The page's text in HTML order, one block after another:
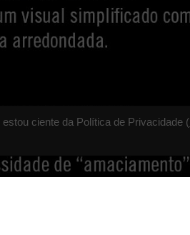
ciente da Política de Privacidade (